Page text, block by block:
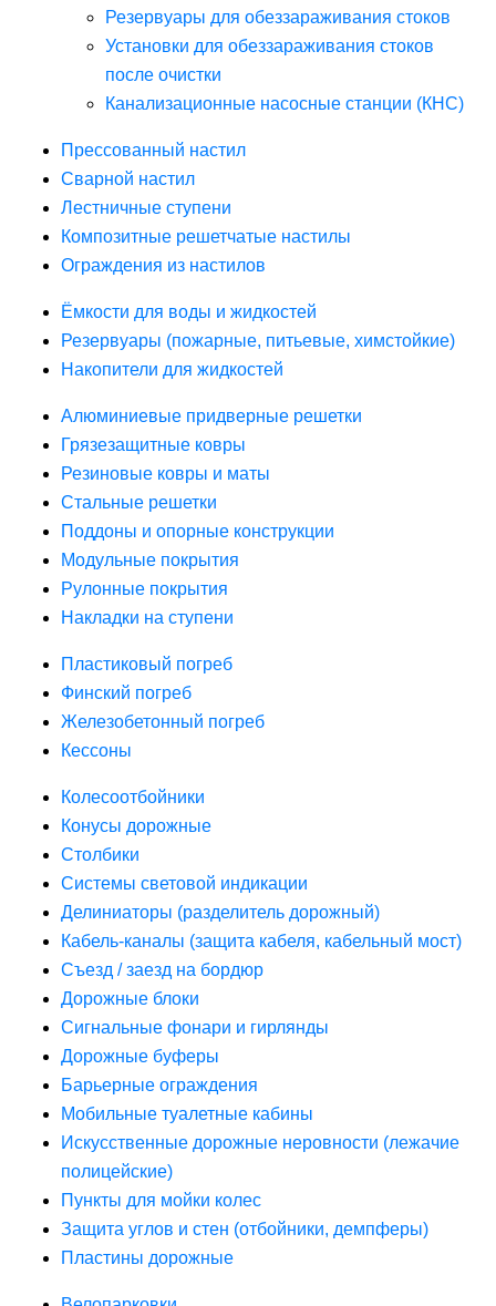
Резервуары для обеззараживания стоков
Установки для обеззараживания стоков
после очистки
Канализационные насосные станции (КНС)
Прессованный настил
Сварной настил
Лестничные ступени
Композитные решетчатые настилы
Ограждения из настилов
Ёмкости для воды и жидкостей
Резервуары (пожарные, питьевые, химстойкие)
Накопители для жидкостей
Алюминиевые придверные решетки
Грязезащитные ковры
Резиновые ковры и маты
Стальные решетки
Поддоны и опорные конструкции
Модульные покрытия
Рулонные покрытия
Накладки на ступени
Пластиковый погреб
Финский погреб
Железобетонный погреб
Кессоны
Колесоотбойники
Конусы дорожные
Столбики
Системы световой индикации
Делиниаторы (разделитель дорожный)
Кабель-каналы (защита кабеля, кабельный мост)
Съезд / заезд на бордюр
Дорожные блоки
Сигнальные фонари и гирлянды
Дорожные буферы
Барьерные ограждения
Мобильные туалетные кабины
Искусственные дорожные неровности (лежачие
полицейские)
Пункты для мойки колес
Защита углов и стен (отбойники, демпферы)
Пластины дорожные